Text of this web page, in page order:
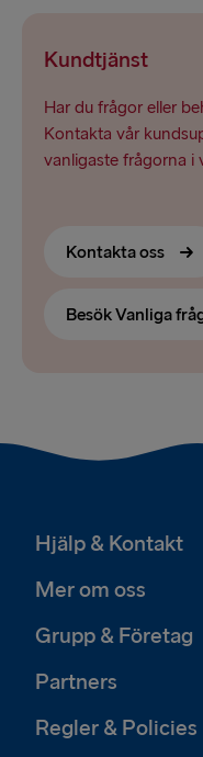
Kundtjänst
Har du frågor eller
Kontakta vår
vanligaste frågorna i
Kontakta oss
Besök Vanliga
Hjälp & Kontakt
Mer om oss
Grupp & Företag
Partners
Regler & Policies